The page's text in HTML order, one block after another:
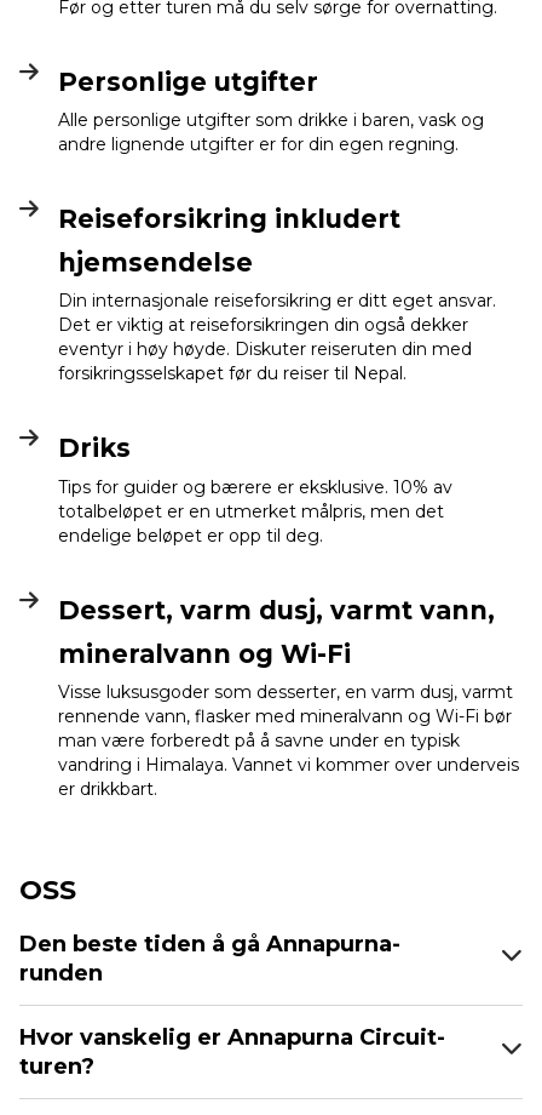
Før og etter turen må du selv sørge for overnatting.
Personlige utgifter
Alle personlige utgifter som drikke i baren, vask og
andre lignende utgifter er for din egen regning.
Reiseforsikring inkludert
hjemsendelse
Din internasjonale reiseforsikring er ditt eget ansvar.
Det er viktig at reiseforsikringen din også dekker
eventyr i høy høyde. Diskuter reiseruten din med
forsikringsselskapet før du reiser til Nepal.
Driks
Tips for guider og bærere er eksklusive. 10% av
totalbeløpet er en utmerket målpris, men det
endelige beløpet er opp til deg.
Dessert, varm dusj, varmt vann,
mineralvann og Wi-Fi
Visse luksusgoder som desserter, en varm dusj, varmt
rennende vann, flasker med mineralvann og Wi-Fi bør
man være forberedt på å savne under en typisk
vandring i Himalaya. Vannet vi kommer over underveis
er drikkbart.
OSS
Den beste tiden å gå Annapurna-
runden
Hvor vanskelig er Annapurna Circuit-
turen?